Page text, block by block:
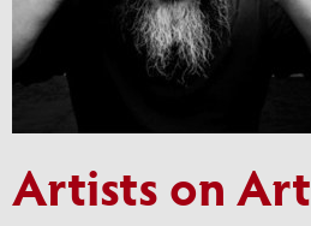
Artists on Art